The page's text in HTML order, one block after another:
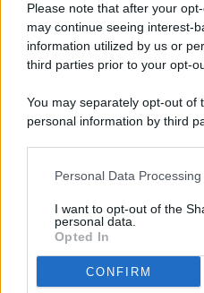
Please note that after your
may continue seeing interest-
information utilized by us or
third parties prior to your opt-
You may separately opt-out of
personal information by third
This information may also be
disclose it to other third
Personal Data
I want to opt-out of the
personal data.
Opted In
CONFIRM
ISCRIZIONE AL ROC N.
(ASSOCIAZIONE